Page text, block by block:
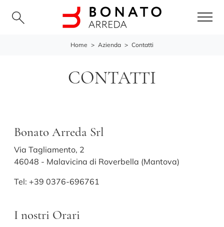
Home > Azienda > Contatti
CONTATTI
Bonato Arreda Srl
Via Tagliamento, 2
46048 - Malavicina di Roverbella (Mantova)
Tel: +39 0376-696761
I nostri Orari